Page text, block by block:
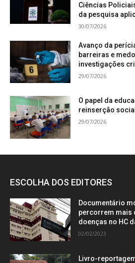
Ciências
da pesquisa
30/07/2026
Avanço da
barreiras e
investigações
29/07/2026
O papel da
reinserção
29/07/2026
ESCOLHA DOS EDITORES
Documentário
percorrem mais
doenças no HC
02/02/2023
Livro-